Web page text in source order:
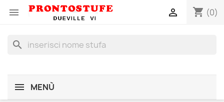
 shopping_cart (0)

search
MENÙ